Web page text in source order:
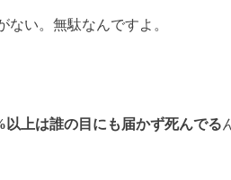
い。無駄なんですよ。
以上は誰の目にも届かず死んでる